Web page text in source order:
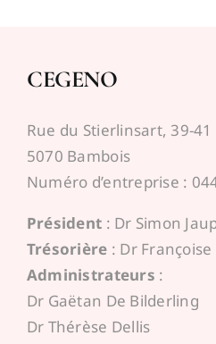
CEGENO
Rue du Stierlinsart, 39-41
5070 Bambois
Numéro d’entreprise :
Président : Dr Simon
Trésorière : Dr
Administrateurs :
Dr Gaëtan De Bilderling
Dr Thérèse Dellis